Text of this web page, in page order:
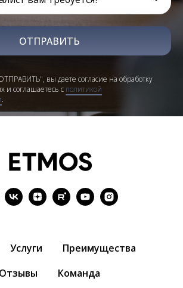
ОТПРАВИТЬ
вы даете согласие на обработку
и соглашаетесь c политикой
.
Услуги
Преимущества
Отзывы
Команда